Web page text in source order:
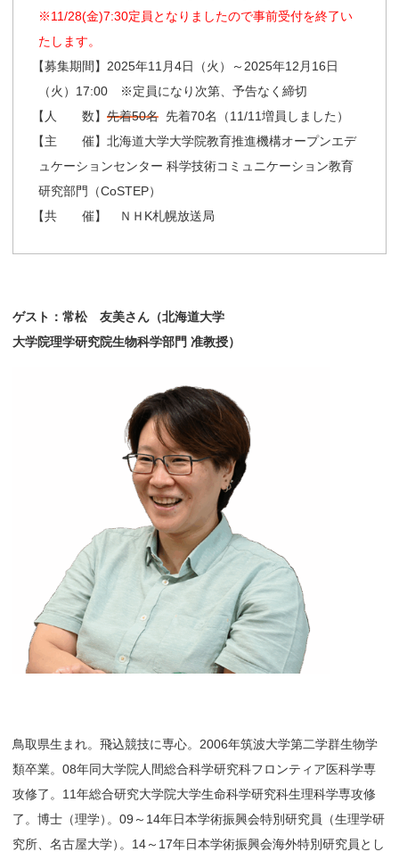
※11/28(金)7:30定員となりましたので事前受付を終了い
たします。
【募集期間】2025年11月4日（火）～2025年12月16日
（火）17:00 ※定員になり次第、予告なく締切
【 人 数】 先着50名 先着70名（11/11増員しました）
【主 催】北海道大学大学院教育推進機構オープンエデ
ュケーションセンター 科学技術コミュニケーション教育
研究部門（CoSTEP）
【共 催】 ＮＨK札幌放送局
ゲスト： 常松 友美さん （北海道大学
大学院理学研究院生物科学部門 准教授）
鳥取県生まれ。飛込競技に専心。2006年筑波大学第二学群生物学
類卒業。08年同大学院人間総合科学研究科フロンティア医科学専
攻修了。11年総合研究大学院大学生命科学研究科生理科学専攻修
了。博士（理学） 。09～14年日本学術振興会特別研究員（生理学研
究所、名古屋大学） 。14～17年日本学術振興会海外特別研究員とし